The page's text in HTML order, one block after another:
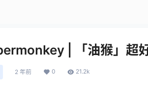
| 「油猴」超
2 年前 0 21.2k